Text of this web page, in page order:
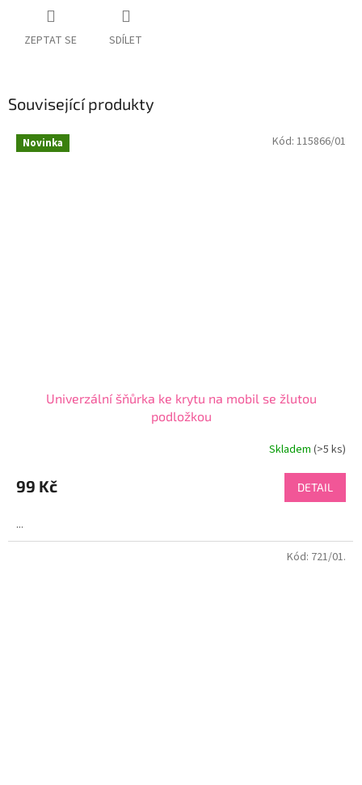
ZEPTAT SE SDÍLET
Související produkty
Novinka
Univerzální šňůrka ke krytu na mobil se žlutou
podložkou
Skladem (>5 ks)
99 Kč DETAIL
...
Kód: 115866/01
Kód: 721/01.